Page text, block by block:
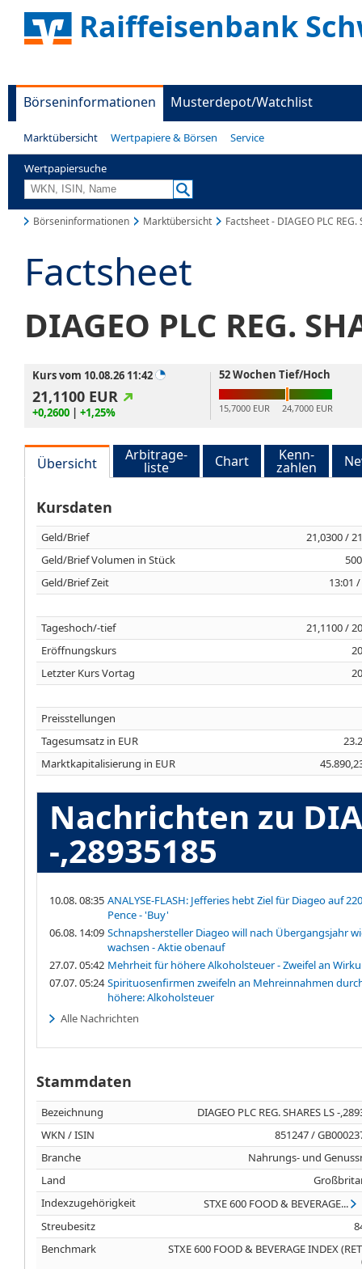
Raiffeisenbank
Börseninformationen Musterdepot/Watchlist
Marktübersicht Wertpapiere & Börsen Service
Wertpapiersuche
Börseninformationen Marktübersicht Factsheet - DIAGEO PLC
Factsheet
DIAGEO PLC REG.
Kurs vom 10.08.26 11:42
21,1100 EUR
+0,2600 | +1,25%
52 Wochen Tief/Hoch
15,7000 EUR 24,7000 EUR
Übersicht Arbitrage-
liste Chart Kenn-
zahlen
Kursdaten
Geld/Brief
21,0300 /
Geld/Brief Volumen in Stück
Geld/Brief Zeit
13:01
Tageshoch/-tief
21,1100 /
Eröffnungskurs
Letzter Kurs Vortag
Preisstellungen
Tagesumsatz in EUR
Marktkapitalisierung in EUR
Nachrichten zu
-,28935185
10.08. 08:35 ANALYSE-FLASH: Jefferies hebt Ziel für Diageo auf
Pence - 'Buy'
06.08. 14:09 Schnapshersteller Diageo will nach Übergangsjahr
wachsen - Aktie obenauf
27.07. 05:42 Mehrheit für höhere Alkoholsteuer - Zweifel an
07.07. 05:24 Spirituosenfirmen zweifeln an Mehreinnahmen
höhere: Alkoholsteuer
Alle Nachrichten
Stammdaten
Bezeichnung
DIAGEO PLC REG. SHARES LS -
WKN / ISIN
851247 /
Branche
Nahrungs- und
Land
Indexzugehörigkeit
STXE 600 FOOD & BEVERAGE...
Streubesitz
Benchmark
STXE 600 FOOD & BEVERAGE INDEX